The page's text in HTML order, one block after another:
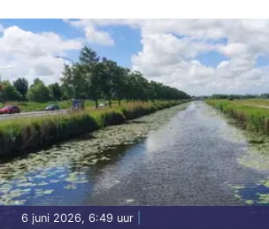
6 juni 2026, 6:49 uur